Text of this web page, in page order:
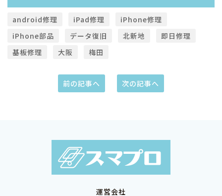
android修理 iPad修理
iPhone修理
iPhone部品
データ復旧 北新地
即日修理
基板修理
大阪 梅田
前の記事へ 次の記事へ
運営会社